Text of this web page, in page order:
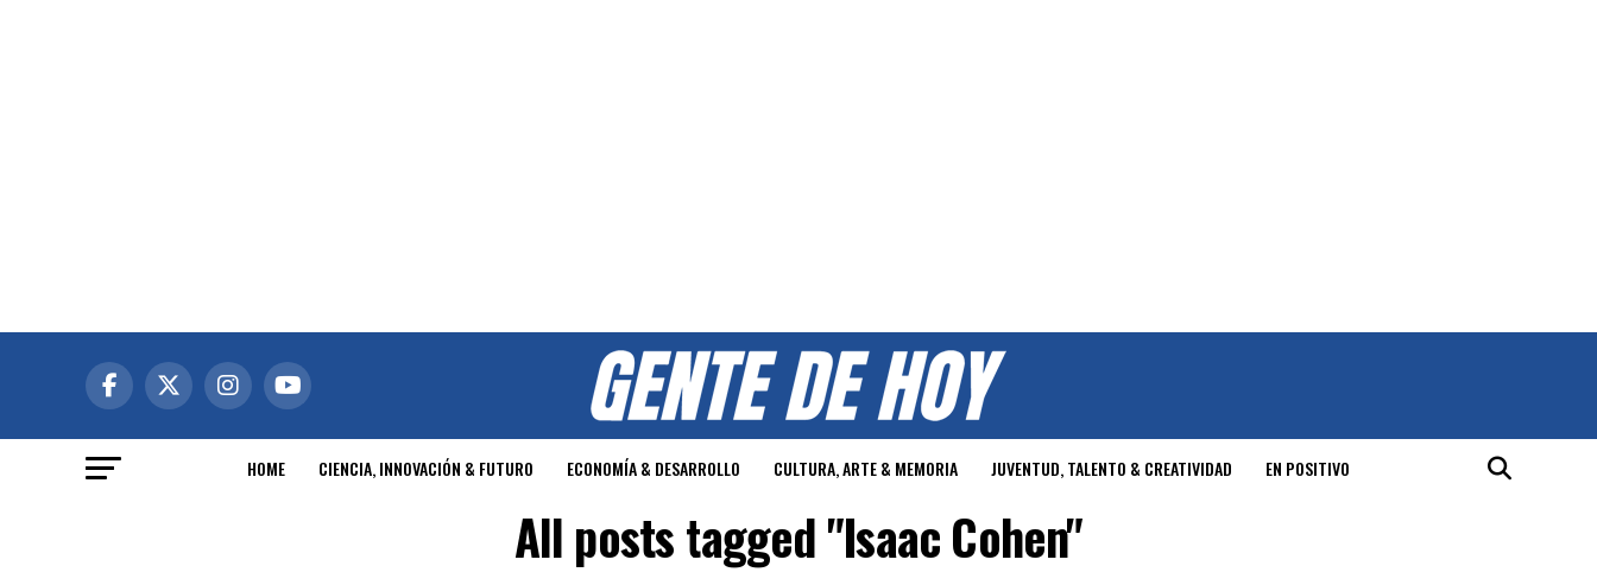
HOME CIENCIA, INNOVACIÓN & FUTURO ECONOMÍA & DESARROLLO CULTURA, ARTE & MEMORIA JUVENTUD, TALENTO & CREATIVIDAD EN POSITIVO
All posts tagged "Isaac Cohen"